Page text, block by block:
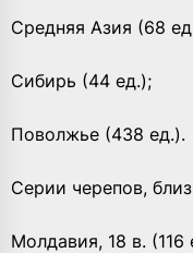
Средняя Азия (68
Сибирь (44 ед.);
Поволжье (438 ед.).
Серии черепов,
Молдавия, 18 в. (116